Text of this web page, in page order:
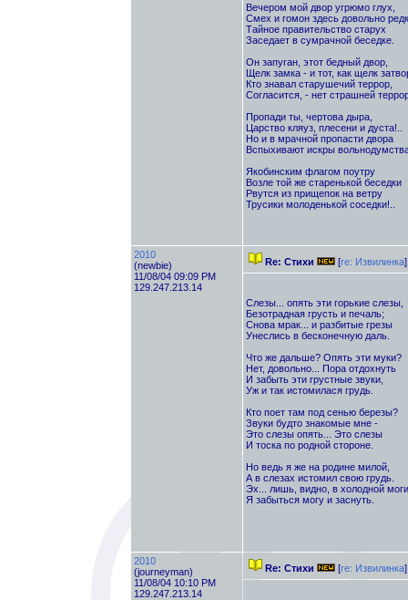
Вечером мой двор угрюмо глух,
Смех и гомон здесь довольно
Тайное правительство старух
Заседает в сумрачной беседке.
Он запуган, этот бедный двор,
Щелк замка - и тот, как щелк
Кто знавал старушечий террор,
Согласится, - нет страшней
Пропади ты, чертова дыра,
Царство кляуз, плесени и дуста!..
Но и в мрачной пропасти двора
Вспыхивают искры
Якобинским флагом поутру
Возле той же старенькой беседки
Рвутся из прищепок на ветру
Трусики молоденькой соседки!..
2010
(newbie)
11/08/04 09:09 PM
129.247.213.14
Re: Стихи [re: Извилинка]
Слезы... опять эти горькие слезы,
Безотрадная грусть и печаль;
Снова мрак... и разбитые грезы
Унеслись в бесконечную даль.
Что же дальше? Опять эти муки?
Нет, довольно... Пора отдохнуть
И забыть эти грустные звуки,
Уж и так истомилася грудь.
Кто поет там под сенью березы?
Звуки будто знакомые мне -
Это слезы опять... Это слезы
И тоска по родной стороне.
Но ведь я же на родине милой,
А в слезах истомил свою грудь.
Эх... лишь, видно, в холодной
Я забыться могу и заснуть.
2010
(journeyman)
11/08/04 10:10 PM
129.247.213.14
Re: Стихи [re: Извилинка]